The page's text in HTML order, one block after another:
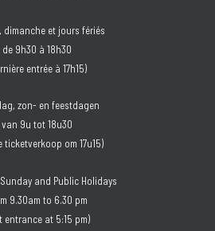
dimanche et jours fériés
de 9h30 à 18h30
entrée à 17h15)
zon- en feestdagen
van 9u tot 18u30
ticketverkoop om 17u15)
and Public Holidays
9.30am to 6.30 pm
entrance at 5:15 pm)